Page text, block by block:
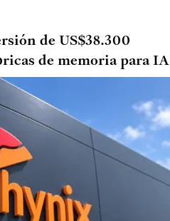
de US$38.300
de memoria para IA